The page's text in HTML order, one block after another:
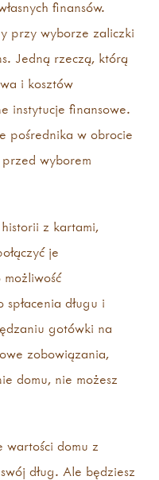
finansów.
przy wyborze zaliczki
Jedną rzeczą, którą
i kosztów
instytucje finansowe.
pośrednika w obrocie
wyborem
z kartami,
je
spłacenia długu i
gotówki na
zobowiązania,
domu, nie możesz
wartości domu z
dług. Ale będziesz